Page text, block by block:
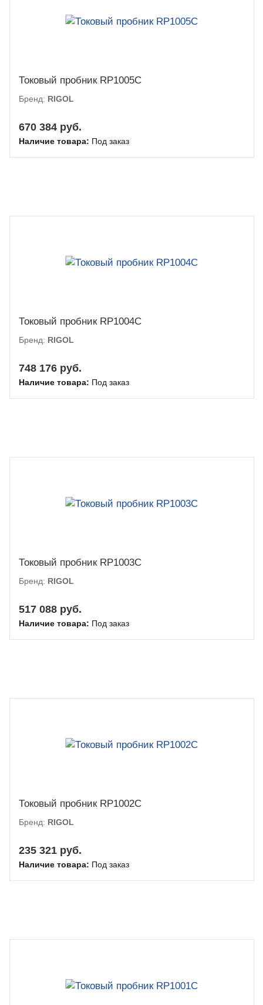
Токовый пробник RP1005C
Бренд: RIGOL
670 384 руб.
Наличие товара: Под заказ
Токовый пробник RP1004C
Бренд: RIGOL
748 176 руб.
Наличие товара: Под заказ
Токовый пробник RP1003C
Бренд: RIGOL
517 088 руб.
Наличие товара: Под заказ
Токовый пробник RP1002C
Бренд: RIGOL
235 321 руб.
Наличие товара: Под заказ